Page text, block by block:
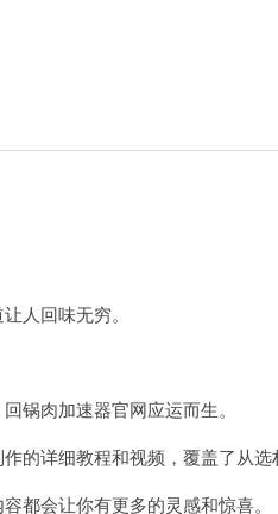
人回味无穷。
肉加速器官网应运而生。
详细教程和视频，覆盖了从选
会让你有更多的灵感和惊喜。